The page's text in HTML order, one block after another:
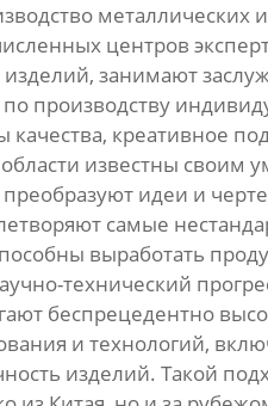
металлических
центров
занимают
производству
креативное
известны своим
идеи и
самые
выработать
технический
беспрецедентно
и технологий,
изделий. Такой